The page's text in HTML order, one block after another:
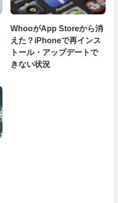
WhooがApp Storeから消
えた？iPhoneで再インス
トール・アップデートで
きない状況